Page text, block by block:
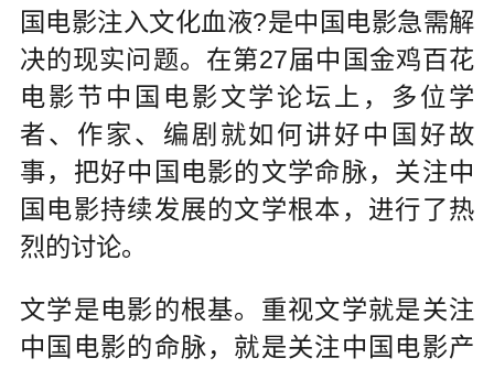
国电影注入文化血液?是中国电影急需解
决的现实问题。在第27届中国金鸡百花
电影节中国电影文学论坛上，多位学
者、作家、编剧就如何讲好中国好故
事，把好中国电影的文学命脉，关注中
国电影持续发展的文学根本，进行了热
烈的讨论。
文学是电影的根基。重视文学就是关注
中国电影的命脉，就是关注中国电影产